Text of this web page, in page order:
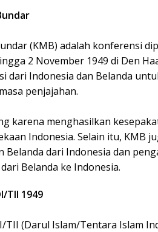
(KMB) adalah konferensi
2 November 1949 di Den
dari Indonesia dan Belanda
penjajahan.
karena menghasilkan
Indonesia. Selain itu, KMB
Belanda dari Indonesia dan
Belanda ke Indonesia.
TII 1949
TII (Darul Islam/Tentara Islam